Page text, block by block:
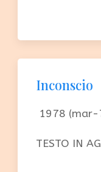
Inconscio
1978
TESTO IN